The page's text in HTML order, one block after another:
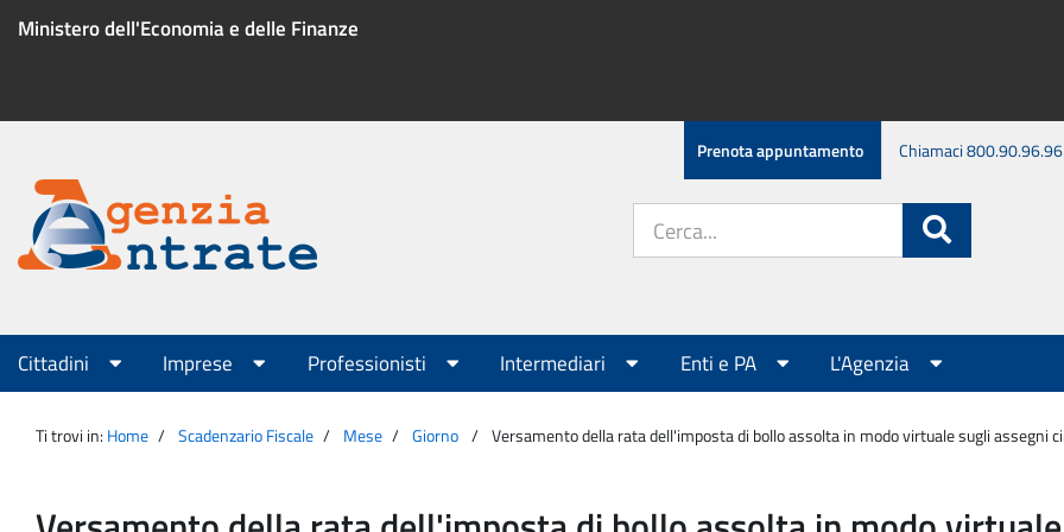
Ministero dell'Economia e delle Finanze
Menu
servizio
Prenota appuntamento Chiamaci 800.90.96.96
Agenzia
Entrate
sito:
Menu
principale
Cittadini Imprese Professionisti Intermediari Enti e PA L'Agenzia
Ti trovi in: Home Scadenzario Fiscale Mese Giorno Versamento della rata dell'imposta di bollo assolta in modo virtuale sugli assegni